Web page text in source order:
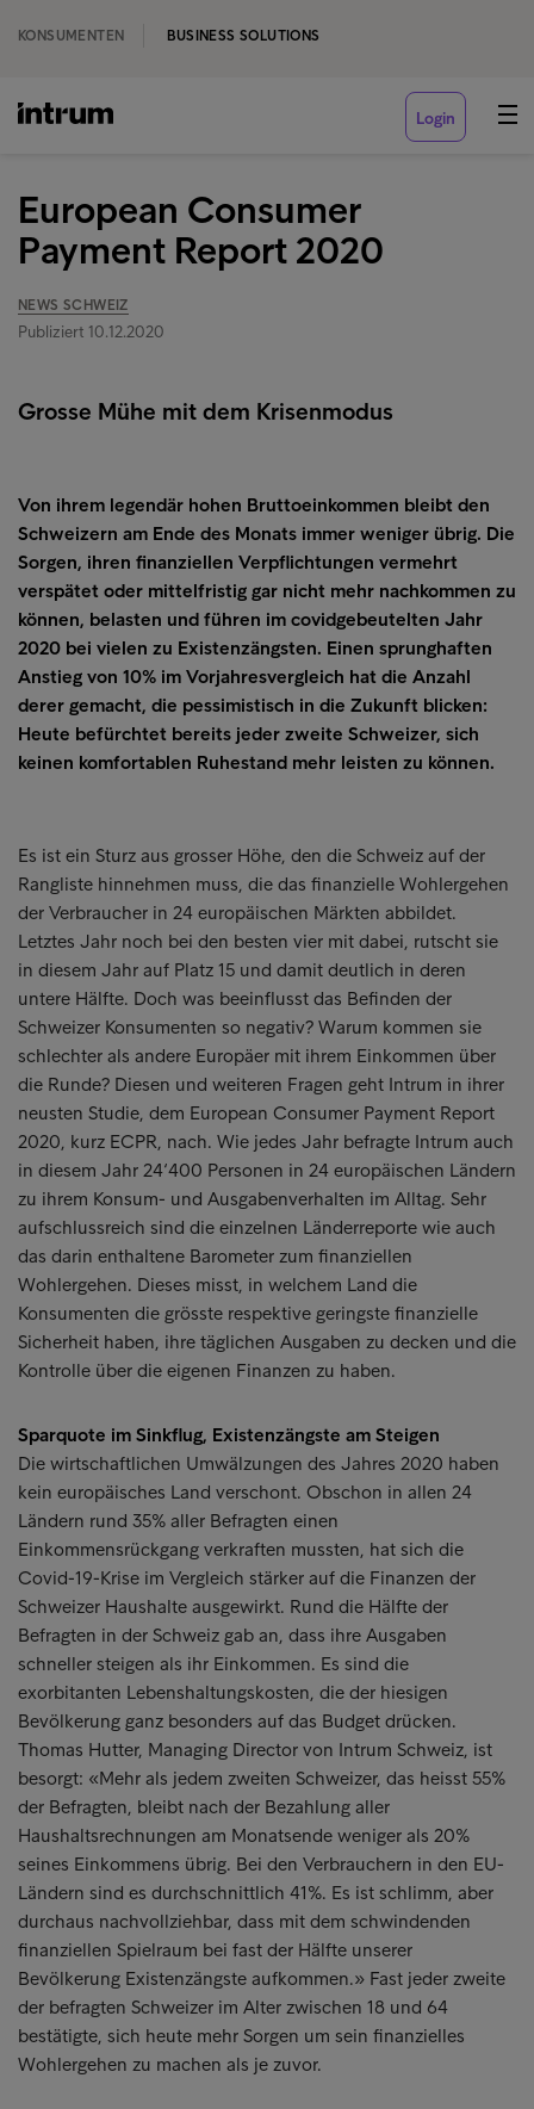
KONSUMENTEN BUSINESS SOLUTIONS
Login
European Consumer
Payment Report 2020
NEWS SCHWEIZ
Publiziert 10.12.2020
Grosse Mühe mit dem Krisenmodus
Von ihrem legendär hohen Bruttoeinkommen bleibt den
Schweizern am Ende des Monats immer weniger übrig. Die
Sorgen, ihren finanziellen Verpflichtungen vermehrt
verspätet oder mittelfristig gar nicht mehr nachkommen zu
können, belasten und führen im covidgebeutelten Jahr
2020 bei vielen zu Existenzängsten. Einen sprunghaften
Anstieg von 10% im Vorjahresvergleich hat die Anzahl
derer gemacht, die pessimistisch in die Zukunft blicken:
Heute befürchtet bereits jeder zweite Schweizer, sich
keinen komfortablen Ruhestand mehr leisten zu können.
Es ist ein Sturz aus grosser Höhe, den die Schweiz auf der
Rangliste hinnehmen muss, die das finanzielle Wohlergehen
der Verbraucher in 24 europäischen Märkten abbildet.
Letztes Jahr noch bei den besten vier mit dabei, rutscht sie
in diesem Jahr auf Platz 15 und damit deutlich in deren
untere Hälfte. Doch was beeinflusst das Befinden der
Schweizer Konsumenten so negativ? Warum kommen sie
schlechter als andere Europäer mit ihrem Einkommen über
die Runde? Diesen und weiteren Fragen geht Intrum in ihrer
neusten Studie, dem European Consumer Payment Report
2020, kurz ECPR, nach. Wie jedes Jahr befragte Intrum auch
in diesem Jahr 24‘400 Personen in 24 europäischen Ländern
zu ihrem Konsum- und Ausgabenverhalten im Alltag. Sehr
aufschlussreich sind die einzelnen Länderreporte wie auch
das darin enthaltene Barometer zum finanziellen
Wohlergehen. Dieses misst, in welchem Land die
Konsumenten die grösste respektive geringste finanzielle
Sicherheit haben, ihre täglichen Ausgaben zu decken und die
Kontrolle über die eigenen Finanzen zu haben.
Sparquote im Sinkflug, Existenzängste am Steigen
Die wirtschaftlichen Umwälzungen des Jahres 2020 haben
kein europäisches Land verschont. Obschon in allen 24
Ländern rund 35% aller Befragten einen
Einkommensrückgang verkraften mussten, hat sich die
Covid-19-Krise im Vergleich stärker auf die Finanzen der
Schweizer Haushalte ausgewirkt. Rund die Hälfte der
Befragten in der Schweiz gab an, dass ihre Ausgaben
schneller steigen als ihr Einkommen. Es sind die
exorbitanten Lebenshaltungskosten, die der hiesigen
Bevölkerung ganz besonders auf das Budget drücken.
Thomas Hutter, Managing Director von Intrum Schweiz, ist
besorgt: «Mehr als jedem zweiten Schweizer, das heisst 55%
der Befragten, bleibt nach der Bezahlung aller
Haushaltsrechnungen am Monatsende weniger als 20%
seines Einkommens übrig. Bei den Verbrauchern in den EU-
Ländern sind es durchschnittlich 41%. Es ist schlimm, aber
durchaus nachvollziehbar, dass mit dem schwindenden
finanziellen Spielraum bei fast der Hälfte unserer
Bevölkerung Existenzängste aufkommen.» Fast jeder zweite
der befragten Schweizer im Alter zwischen 18 und 64
bestätigte, sich heute mehr Sorgen um sein finanzielles
Wohlergehen zu machen als je zuvor.